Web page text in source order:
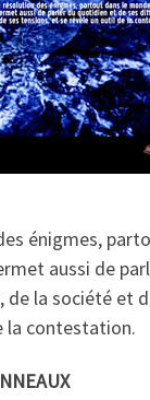
énigmes,
aussi de
de la société et
la contestation.